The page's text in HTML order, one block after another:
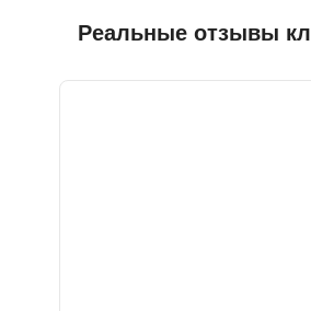
Реальные отзывы